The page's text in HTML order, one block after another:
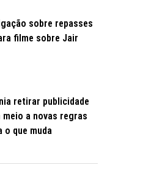
sobre repasses
filme sobre Jair
retirar publicidade
a novas regras
que muda